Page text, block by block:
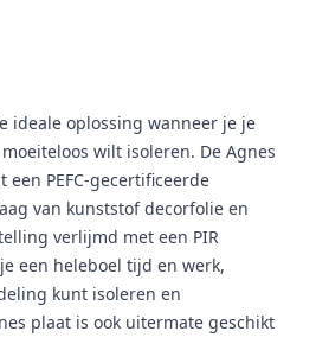
ideale oplossing wanneer je je
wilt isoleren. De Agnes
PEFC-gecertificeerde
van kunststof decorfolie en
verlijmd met een PIR
een heleboel tijd en werk,
kunt isoleren en
plaat is ook uitermate geschikt